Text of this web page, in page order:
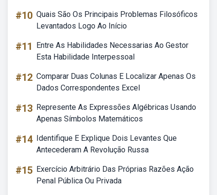
#10 Quais São Os Principais Problemas Filosóficos
Levantados Logo Ao Início
#11
Entre As Habilidades Necessarias Ao Gestor
Esta Habilidade Interpessoal
#12 Comparar Duas Colunas E Localizar Apenas Os
Dados Correspondentes Excel
#13 Represente As Expressões Algébricas Usando
Apenas Símbolos Matemáticos
#14 Identifique E Explique Dois Levantes Que
Antecederam A Revolução Russa
#15 Exercício Arbitrário Das Próprias Razões Ação
Penal Pública Ou Privada